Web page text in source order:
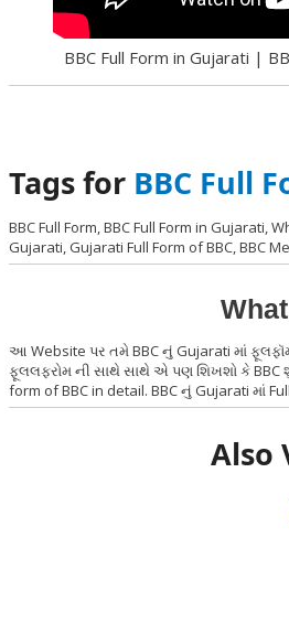
BBC Full Form in Gujarati |
Tags for BBC Full
BBC Full Form, BBC Full Form in Gujarati,
Gujarati, Gujarati Full Form of BBC, BBC
આ Website પર તમે BBC નું Gujarati માં
ફૂલલફરોમ ની સાથે સાથે એ પણ શિખશો કે BBC
form of BBC in detail. BBC નું Gujarati માં
Also